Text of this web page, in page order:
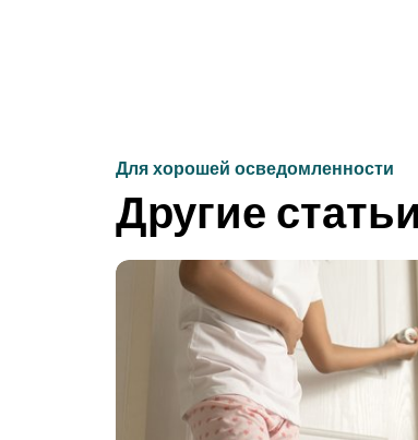
Для хорошей осведомленности
Другие статьи